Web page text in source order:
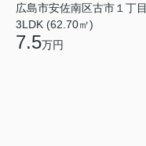
広島市安佐南区古市１丁目
3LDK (62.70㎡)
7.5万円